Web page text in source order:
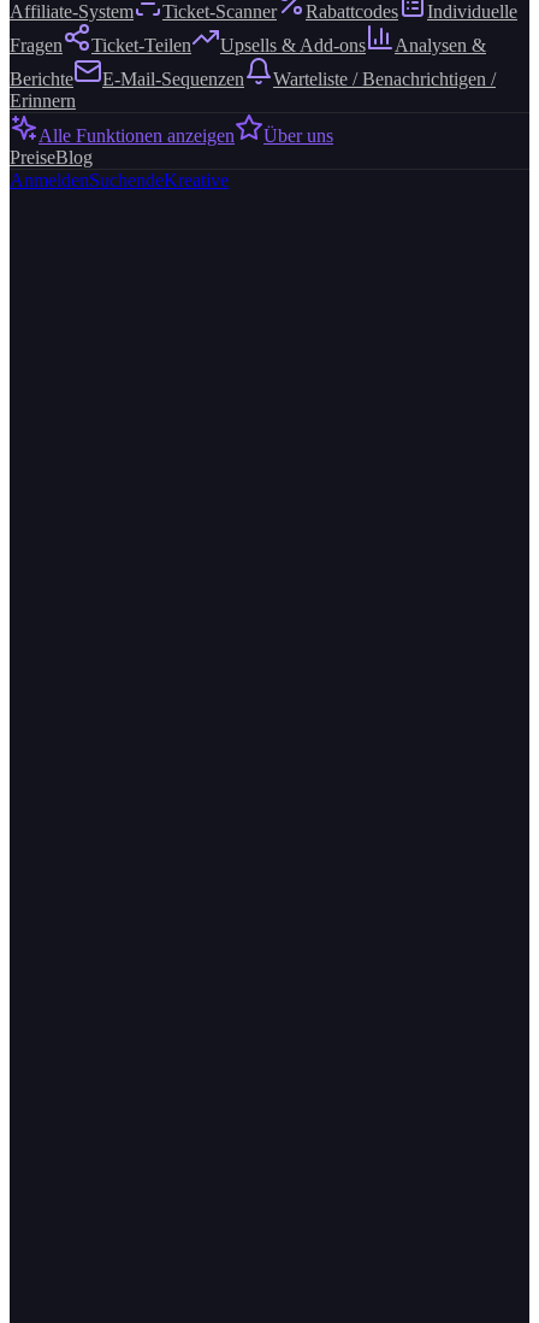
Affiliate-System
Ticket-Scanner Rabattcodes
Individuelle
Fragen
Ticket-Teilen Upsells & Add-ons
Analysen &
Berichte
E-Mail-Sequenzen
Warteliste / Benachrichtigen /
Erinnern
Alle Funktionen anzeigen
Über uns
PreiseBlog
AnmeldenSuchendeKreative